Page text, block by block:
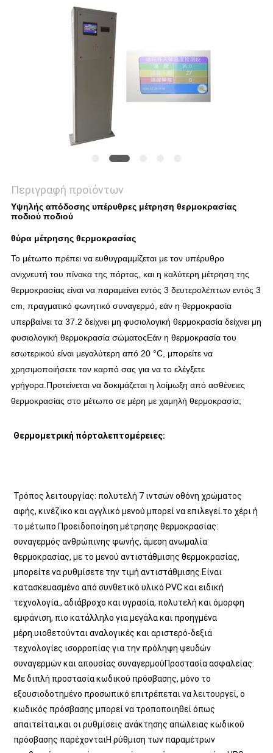
Περιγραφή προϊόντων
Υψηλής απόδοσης υπέρυθρες μέτρηση θερμοκρασίας
ποδιού ποδιού
θύρα μέτρησης θερμοκρασίας
Το μέτωπο πρέπει να ευθυγραμμίζεται με τον υπέρυθρο
ανιχνευτή του πίνακα της πόρτας, και η καλύτερη μέτρηση της
θερμοκρασίας είναι να παραμείνει εντός 3 δευτερολέπτων εντός 3
cm, πραγματικό φωνητικό συναγερμό, εάν η θερμοκρασία
υπερβαίνει τα 37.2 δείχνει μη φυσιολογική θερμοκρασία δείχνει μη
φυσιολογική θερμοκρασία σώματοςΕάν η θερμοκρασία του
εσωτερικού είναι μεγαλύτερη από 20 °C, μπορείτε να
χρησιμοποιήσετε τον καρπό σας για να το ελέγξετε
γρήγορα.Προτείνεται να δοκιμάζεται η λοίμωξη από ασθένειες
θερμοκρασίας στο μέτωπο σε μέρη με χαμηλή θερμοκρασία;
Θερμομετρική πόρταλεπτομέρειες:
Τρόπος λειτουργίας: πολυτελή 7 ιντσών οθόνη χρώματος
αφής, κινέζικο και αγγλικό μενού μπορεί να επιλεγεί.το χέρι ή
το μέτωπο.Προειδοποίηση μέτρησης θερμοκρασίας:
συναγερμός ανθρώπινης φωνής, άμεση ανωμαλία
θερμοκρασίας, με το μενού αντιστάθμισης θερμοκρασίας,
μπορείτε να ρυθμίσετε την τιμή αντιστάθμισης.Είναι
κατασκευασμένο από συνθετικό υλικό PVC και ειδική
τεχνολογία., αδιάβροχο και υγρασία, πολυτελή και όμορφη
εμφάνιση, πιο κατάλληλο για μεγάλα και προηγμένα
μέρη.υιοθετούνται αναλογικές και αριστερό-δεξιά
τεχνολογίες ισορροπίας για την πρόληψη ψευδών
συναγερμών και απουσίας συναγερμούΠροστασία ασφαλείας:
Με διπλή προστασία κωδικού πρόσβασης, μόνο το
εξουσιοδοτημένο προσωπικό επιτρέπεται να λειτουργεί, ο
κωδικός πρόσβασης μπορεί να τροποποιηθεί όπως
απαιτείται,και οι ρυθμίσεις ανάκτησης απώλειας κωδικού
πρόσβασης παρέχονταιΗ ρύθμιση των παραμέτρων